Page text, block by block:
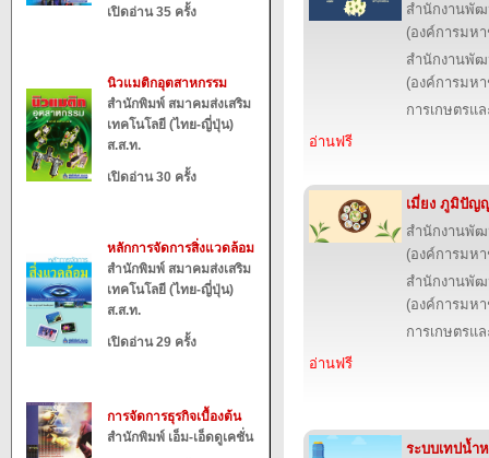
เปิดอ่าน 35 ครั้ง
นิวแมติกอุตสาหกรรม
สำนักพิมพ์ สมาคมส่งเสริม
เทคโนโลยี (ไทย-ญี่ปุ่น)
ส.ส.ท.
เปิดอ่าน 30 ครั้ง
หลักการจัดการสิ่งแวดล้อม
สำนักพิมพ์ สมาคมส่งเสริม
เทคโนโลยี (ไทย-ญี่ปุ่น)
ส.ส.ท.
เปิดอ่าน 29 ครั้ง
การจัดการธุรกิจเบื้องต้น
สำนักพิมพ์ เอ็ม-เอ็ดดูเคชั่น
สำนักงานพัฒ
(องค์การมห
สำนักงานพัฒ
(องค์การมห
การเกษตรแ
อ่านฟรี
เมี่ยง ภูมิปัญ
สำนักงานพัฒ
(องค์การมห
สำนักงานพัฒ
(องค์การมห
การเกษตรแ
อ่านฟรี
ระบบเทปน้ำ